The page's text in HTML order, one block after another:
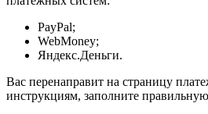
PayPal;
WebMoney;
Яндекс.Деньги.
Вас перенаправит на страницу
инструкциям, заполните